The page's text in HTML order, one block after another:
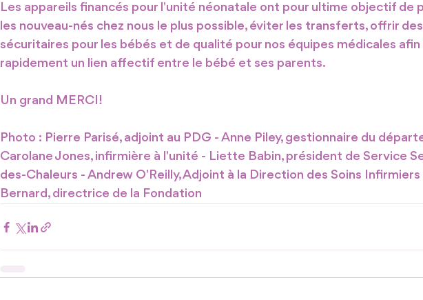
Les appareils financés pour l'unité néonatale ont pour ultime objectif de
les nouveau-nés chez nous le plus possible, éviter les transferts, offrir
sécuritaires pour les bébés et de qualité pour nos équipes médicales
rapidement un lien affectif entre le bébé et ses parents.
Un grand MERCI!
Photo : Pierre Parisé, adjoint au PDG - Anne Piley, gestionnaire du
Carolane Jones, infirmière à l'unité - Liette Babin, président de Service
des-Chaleurs - Andrew O'Reilly, Adjoint à la Direction des Soins Infirmiers
Bernard, directrice de la Fondation